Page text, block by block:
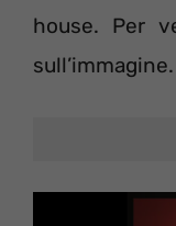
house. Per
sull’immagine.